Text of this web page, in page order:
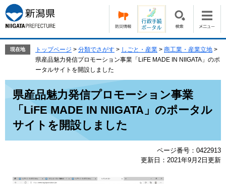
ー
ジ
の
す。
ニ
ュ
ー
し
現在地 トップページ > 分類でさがす > しごと・産業 > 商工業・産業立地 >
県産品魅力発信プロモーション事業「LiFE MADE IN NIIGATA」のポ
ータルサイトを開設しました
県産品魅力発信プロモーション事業
「LiFE MADE IN NIIGATA」のポータル
サイトを開設しました
ページ番号：0422913
更新日：2021年9月2日更新